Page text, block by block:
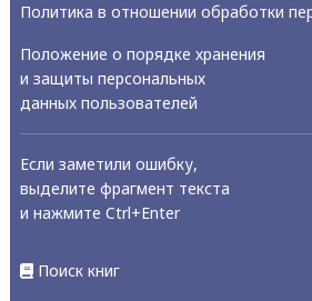
Политика в отношении обработки
Положение о порядке хранения
и защиты персональных
данных пользователей
Если заметили ошибку,
выделите фрагмент текста
и нажмите Ctrl+Enter
Поиск книг